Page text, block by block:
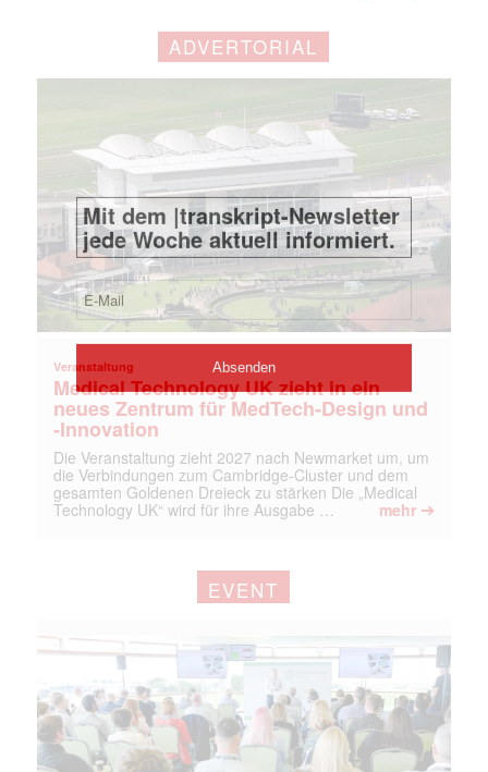
ADVERTORIAL
Veranstaltung
Medical Technology UK zieht in ein
neues Zentrum für MedTech-Design und
-Innovation
Die Veranstaltung zieht 2027 nach Newmarket um, um
die Verbindungen zum Cambridge-Cluster und dem
gesamten Goldenen Dreieck zu stärken Die „Medical
Technology UK“ wird für ihre Ausgabe …
mehr ➔
EVENT